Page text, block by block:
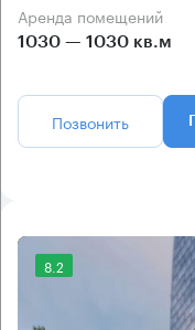
Аренда помещений
1030 — 1030 кв.м
Позвонить
8.2